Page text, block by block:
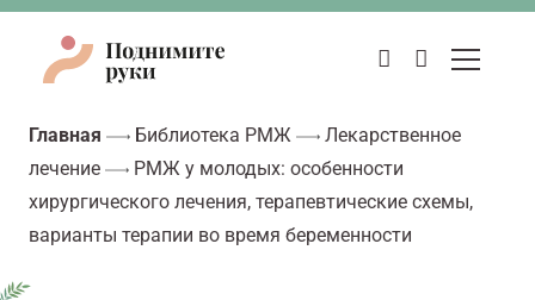
Главная Библиотека РМЖ
Лекарственное
лечение
РМЖ у молодых: особенности
хирургического лечения, терапевтические схемы,
варианты терапии во время беременности